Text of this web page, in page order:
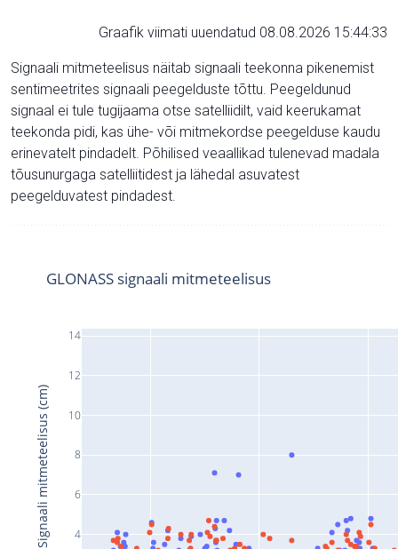
Graafik viimati uuendatud 08.08.2026 15:44:33
Signaali mitmeteelisus näitab signaali teekonna pikenemist
sentimeetrites signaali peegelduste tõttu. Peegeldunud
signaal ei tule tugijaama otse satelliidilt, vaid keerukamat
teekonda pidi, kas ühe- või mitmekordse peegelduse kaudu
erinevatelt pindadelt. Põhilised veaallikad tulenevad madala
tõusunurgaga satelliitidest ja lähedal asuvatest
peegelduvatest pindadest.
4
6
8
10
12
14
GLONASS signaali mitmeteelisus
Signaali mitmeteelisus (cm)